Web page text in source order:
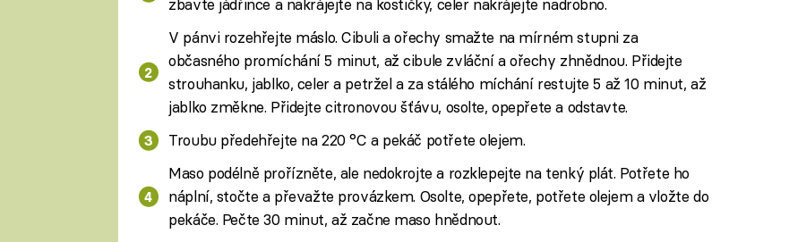
V pánvi rozehřejte máslo. Cibuli a ořechy smažte na mírném stupni za
občasného promíchání 5 minut, až cibule zvláční a ořechy zhnědnou. Přidejte
strouhanku, jablko, celer a petržel a za stálého míchání restujte 5 až 10 minut, až
jablko změkne. Přidejte citronovou šťávu, osolte, opepřete a odstavte.
Troubu předehřejte na 220 °C a pekáč potřete olejem.
Maso podélně prořízněte, ale nedokrojte a rozklepejte na tenký plát. Potřete ho
náplní, stočte a převažte provázkem. Osolte, opepřete, potřete olejem a vložte do
pekáče. Pečte 30 minut, až začne maso hnědnout.